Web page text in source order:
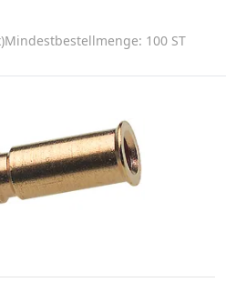
Mindestbestellmenge: 100 ST